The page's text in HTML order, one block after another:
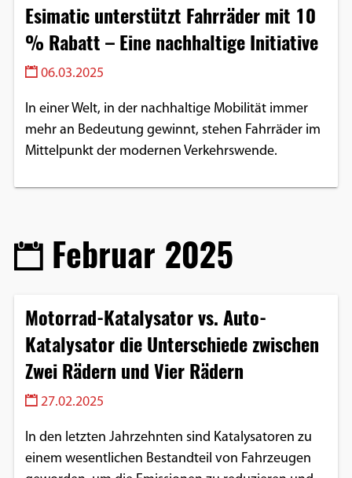
Esimatic unterstützt Fahrräder mit 10
% Rabatt – Eine nachhaltige Initiative
06.03.2025
In einer Welt, in der nachhaltige Mobilität immer
mehr an Bedeutung gewinnt, stehen Fahrräder im
Mittelpunkt der modernen Verkehrswende.
Februar 2025
Motorrad-Katalysator vs. Auto-
Katalysator die Unterschiede zwischen
Zwei Rädern und Vier Rädern
27.02.2025
In den letzten Jahrzehnten sind Katalysatoren zu
einem wesentlichen Bestandteil von Fahrzeugen